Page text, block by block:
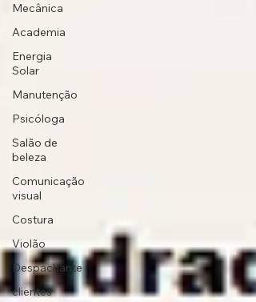
Mecânica
Academia
Energia
Solar
Manutenção
Psicóloga
Salão de
beleza
Comunicação
visual
Costura
Violão
Despachante
clientes